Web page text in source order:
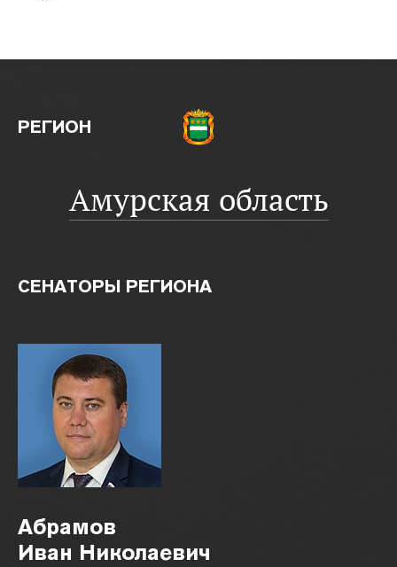
РЕГИОН
Амурская область
СЕНАТОРЫ РЕГИОНА
Абрамов
Иван Николаевич